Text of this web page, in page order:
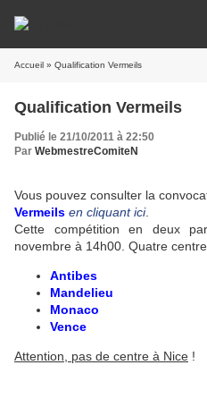
Accueil » Qualification Vermeils
Qualification Vermeils
Publié le 21/10/2011 à 22:50
Par WebmestreComiteN
Vous pouvez consulter la
Vermeils en cliquant ici.
Cette compétition en deux
novembre à 14h00. Quatre
Antibes
Mandelieu
Monaco
Vence
Attention, pas de centre à Nice !